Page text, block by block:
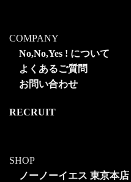
COMPANY
No,No,Yes ! について
よくあるご質問
お問い合わせ
RECRUIT
SHOP
ノーノーイエス 東京本店